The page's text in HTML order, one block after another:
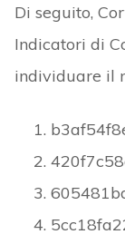
Di seguito,
Indicatori di
individuare il